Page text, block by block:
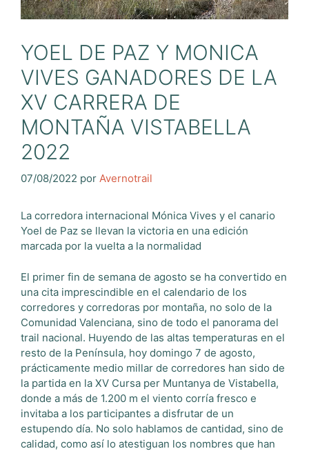
YOEL DE PAZ Y MONICA
VIVES GANADORES DE LA
XV CARRERA DE
MONTAÑA VISTABELLA
2022
07/08/2022 por Avernotrail
La corredora internacional Mónica Vives y el canario
Yoel de Paz se llevan la victoria en una edición
marcada por la vuelta a la normalidad
El primer fin de semana de agosto se ha convertido en
una cita imprescindible en el calendario de los
corredores y corredoras por montaña, no solo de la
Comunidad Valenciana, sino de todo el panorama del
trail nacional. Huyendo de las altas temperaturas en el
resto de la Península, hoy domingo 7 de agosto,
prácticamente medio millar de corredores han sido de
la partida en la XV Cursa per Muntanya de Vistabella,
donde a más de 1.200 m el viento corría fresco e
invitaba a los participantes a disfrutar de un
estupendo día. No solo hablamos de cantidad, sino de
calidad, como así lo atestiguan los nombres que han